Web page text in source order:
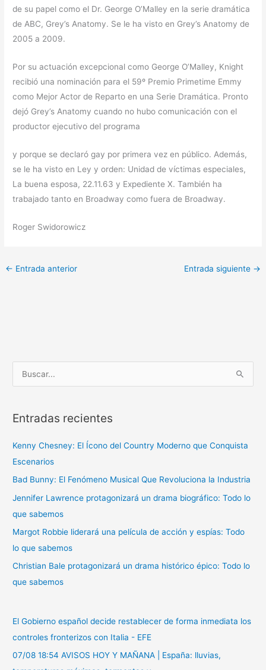
de su papel como el Dr. George O’Malley en la serie dramática
de ABC, Grey’s Anatomy. Se le ha visto en Grey’s Anatomy de
2005 a 2009.
Por su actuación excepcional como George O’Malley, Knight
recibió una nominación para el 59º Premio Primetime Emmy
como Mejor Actor de Reparto en una Serie Dramática. Pronto
dejó Grey’s Anatomy cuando no hubo comunicación con el
productor ejecutivo del programa
y porque se declaró gay por primera vez en público. Además,
se le ha visto en Ley y orden: Unidad de víctimas especiales,
La buena esposa, 22.11.63 y Expediente X. También ha
trabajado tanto en Broadway como fuera de Broadway.
Roger Swidorowicz
← Entrada anterior Entrada siguiente →
u
c
r
p
o
r
:
Entradas recientes
Kenny Chesney: El Ícono del Country Moderno que Conquista
Escenarios
Bad Bunny: El Fenómeno Musical Que Revoluciona la Industria
Jennifer Lawrence protagonizará un drama biográfico: Todo lo
que sabemos
Margot Robbie liderará una película de acción y espías: Todo
lo que sabemos
Christian Bale protagonizará un drama histórico épico: Todo lo
que sabemos
El Gobierno español decide restablecer de forma inmediata los
controles fronterizos con Italia - EFE
07/08 18:54 AVISOS HOY Y MAÑANA | España: lluvias,